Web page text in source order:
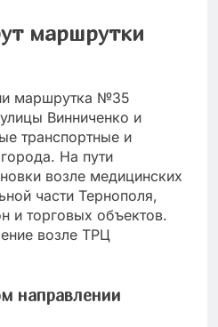
маршрутки
маршрутка №35
Винниченко и
транспортные и
На пути
возле медицинских
части Тернополя,
и торговых объектов.
возле ТРЦ
направлении